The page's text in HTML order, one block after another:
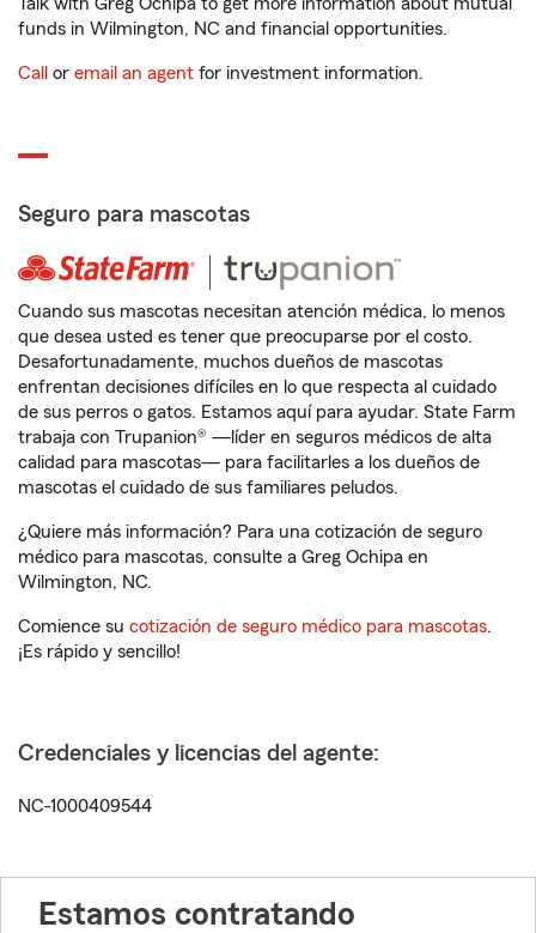
Talk with Greg Ochipa to get more information about mutual
funds in Wilmington, NC and financial opportunities.
Call or email an agent for investment information.
Seguro para mascotas
Cuando sus mascotas necesitan atención médica, lo menos
que desea usted es tener que preocuparse por el costo.
Desafortunadamente, muchos dueños de mascotas
enfrentan decisiones difíciles en lo que respecta al cuidado
de sus perros o gatos. Estamos aquí para ayudar. State Farm
trabaja con Trupanion® —líder en seguros médicos de alta
calidad para mascotas— para facilitarles a los dueños de
mascotas el cuidado de sus familiares peludos.
¿Quiere más información? Para una cotización de seguro
médico para mascotas, consulte a Greg Ochipa en
Wilmington, NC.
Comience su cotización de seguro médico para mascotas.
¡Es rápido y sencillo!
Credenciales y licencias del agente:
NC-1000409544
Estamos contratando